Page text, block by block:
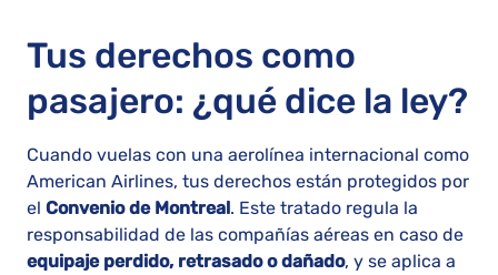
Tus derechos como
pasajero: ¿qué dice la ley?
Cuando vuelas con una aerolínea internacional como
American Airlines, tus derechos están protegidos por
el Convenio de Montreal. Este tratado regula la
responsabilidad de las compañías aéreas en caso de
equipaje perdido, retrasado o dañado, y se aplica a